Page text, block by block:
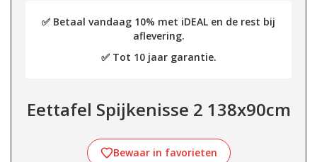
✅ Betaal vandaag 10% met iDEAL en de rest bij
aflevering.
✅ Tot 10 jaar garantie.
Eettafel Spijkenisse 2 138x90cm
Bewaar in favorieten